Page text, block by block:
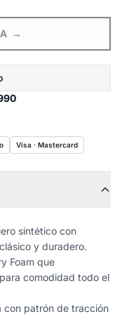
→
Visa · Mastercard
sintético con
y duradero.
Foam que
comodidad todo el
con patrón de tracción